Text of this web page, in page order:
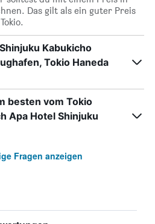
Das gilt als ein guter Preis
Kabukicho
Tokio Haneda
besten vom Tokio
Apa Hotel Shinjuku
Fragen anzeigen